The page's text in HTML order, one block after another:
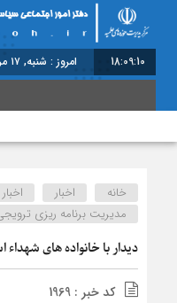
18:09:10 امروز : شنبه, ۱۷ مرداد , ۱۴۰۵
خانه اخبار
مدیریت برنامه ریزی
دیدار با خانواده های شهداء
کد خبر : 1969